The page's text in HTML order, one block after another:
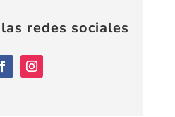
redes sociales